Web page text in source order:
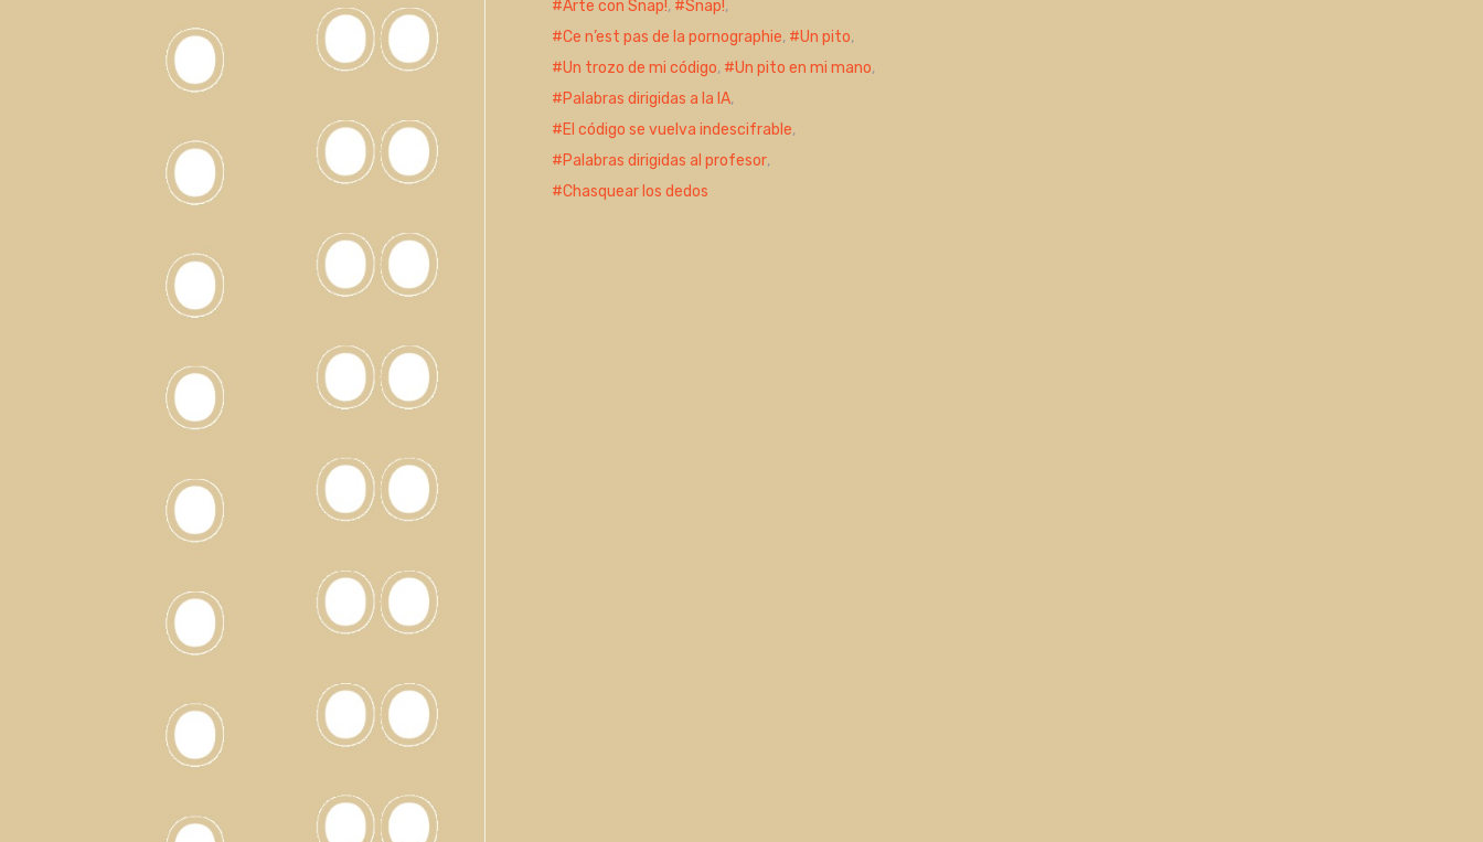
Arte con Snap!, Snap!,
Ce n’est pas de la pornographie, Un pito,
Un trozo de mi código, Un pito en mi mano,
Palabras dirigidas a la IA,
El código se vuelva indescifrable,
Palabras dirigidas al profesor,
Chasquear los dedos